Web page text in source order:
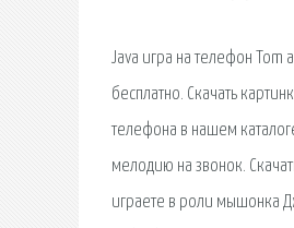
Java игра на телефон Tom
бесплатно. Скачать
телефона в нашем
мелодию на звонок.
играете в роли мышонка